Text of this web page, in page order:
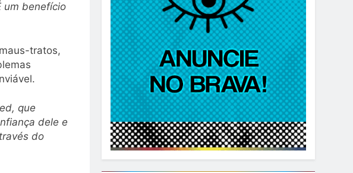
um benefício
tratos,
que
dele e
do